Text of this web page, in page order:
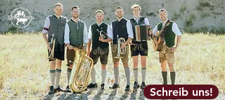
Schreib uns!